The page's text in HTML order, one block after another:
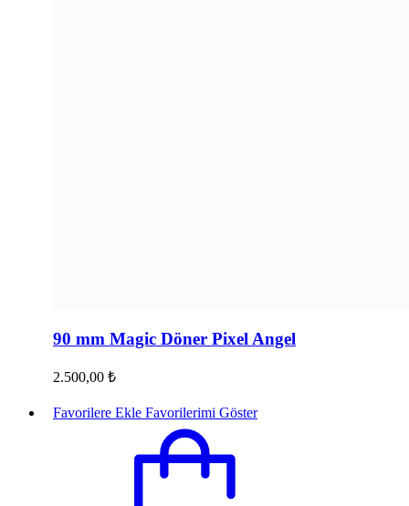
90 mm Magic Döner Pixel Angel
2.500,00 ₺
Favorilere Ekle Favorilerimi Göster